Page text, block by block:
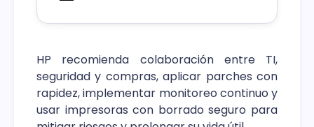
HP recomienda colaboración entre TI,
seguridad y compras, aplicar parches con
rapidez, implementar monitoreo continuo y
usar impresoras con borrado seguro para